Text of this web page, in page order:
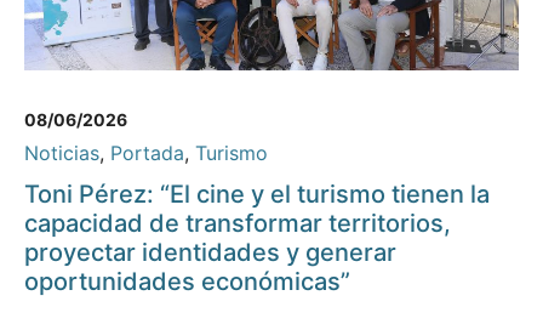
08/06/2026
Noticias, Portada, Turismo
Toni Pérez: “El cine y el turismo tienen la
capacidad de transformar territorios,
proyectar identidades y generar
oportunidades económicas”